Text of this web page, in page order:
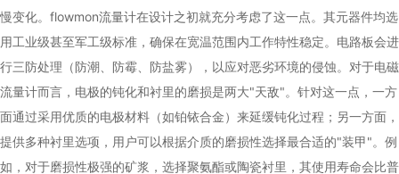
慢变化。flowmon流量计在设计之初就充分考虑了这一点。其元器件均选
用工业级甚至军工级标准，确保在宽温范围内工作特性稳定。电路板会进
行三防处理（防潮、防霉、防盐雾），以应对恶劣环境的侵蚀。对于电磁
流量计而言，电极的钝化和衬里的磨损是两大"天敌"。针对这一点，一方
面通过采用优质的电极材料（如铂铱合金）来延缓钝化过程；另一方面，
提供多种衬里选项，用户可以根据介质的磨损性选择最合适的"装甲"。例
如，对于磨损性极强的矿浆，选择聚氨酯或陶瓷衬里，其使用寿命会比普